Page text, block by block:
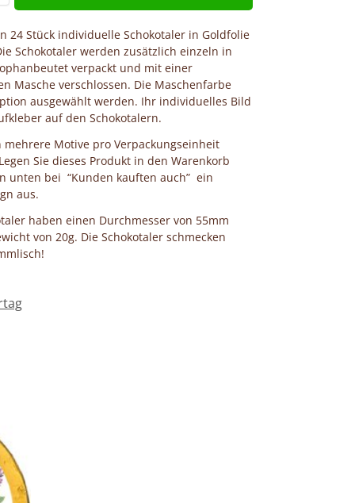
24 Stück individuelle Schokotaler in Goldfolie
Schokotaler werden zusätzlich einzeln in
verpackt und mit einer
Masche verschlossen. Die Maschenfarbe
ausgewählt werden. Ihr individuelles Bild
auf den Schokotalern.
mehrere Motive pro Verpackungseinheit
Sie dieses Produkt in den Warenkorb
unten bei “Kunden kauften auch” ein
aus.
haben einen Durchmesser von 55mm
von 20g. Die Schokotaler schmecken